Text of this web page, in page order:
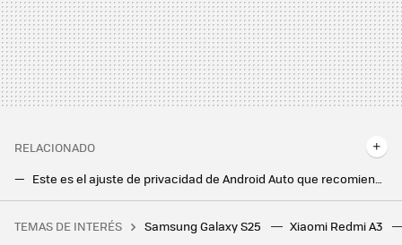
RELACIONADO
Admitámoslo: WhatsApp en Android Auto es lo peor. Google tiene un plan para mejorarlo
Ya están aquí las rebajas de Nike con descuentos de hasta el 50%: estos son sus mejores chollos
TEMAS DE INTERÉS Samsung Galaxy S25 Xiaomi Redmi A3